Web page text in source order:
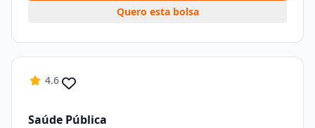
Quero esta bolsa
4.6
Saúde Pública